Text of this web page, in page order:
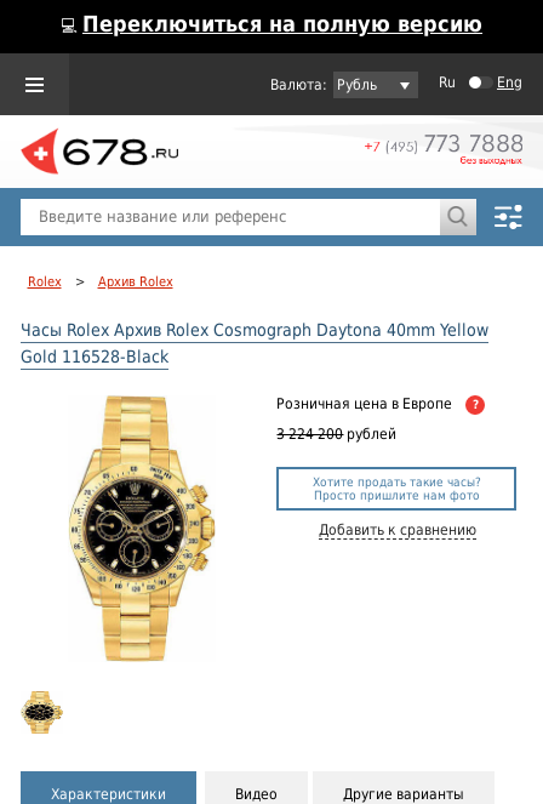
💻 Переключиться на полную версию
Рубль Ru Eng
Rolex > Архив Rolex
Часы Rolex Архив Rolex Cosmograph Daytona 40mm Yellow
Gold 116528-Black
Розничная цена в Европе ?
3 224 200 рублей
Хотите продать такие часы?
Просто пришлите нам фото
Добавить к сравнению
Характеристики Видео Другие варианты